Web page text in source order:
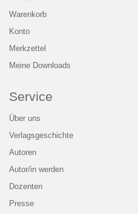
Warenkorb
Konto
Merkzettel
Meine Downloads
Service
Über uns
Verlagsgeschichte
Autoren
Autor/in werden
Dozenten
Presse